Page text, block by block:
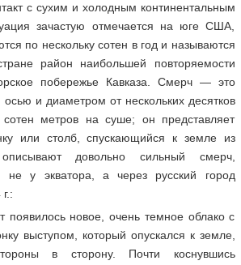
с сухим и холодным континентальным
зачастую отмечается на юге США,
по нескольку сотен в год и называются
район наибольшей повторяемости
побережье Кавказа. Смерч — это
осью и диаметром от нескольких десятков
метров на суше; он представляет
или столб, спускающийся к земле из
довольно сильный смерч,
не у экватора, а через русский город
появилось новое, очень темное облако с
выступом, который опускался к земле,
в сторону. Почти коснувшись